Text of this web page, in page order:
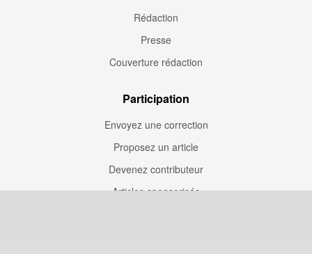
Rédaction
Presse
Couverture rédaction
Participation
Envoyez une correction
Proposez un article
Devenez contributeur
Articles sponsorisés